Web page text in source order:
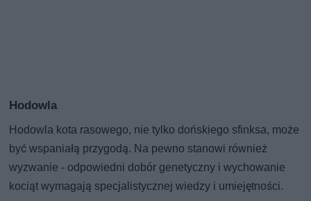
Hodowla
Hodowla kota rasowego, nie tylko dońskiego sfinksa, może
być wspaniałą przygodą. Na pewno stanowi również
wyzwanie - odpowiedni dobór genetyczny i wychowanie
kociąt wymagają specjalistycznej wiedzy i umiejętności.